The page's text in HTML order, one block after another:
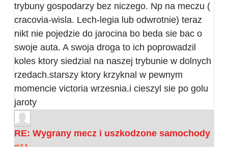
trybuny gospodarzy bez niczego. Np na meczu (
cracovia-wisla. Lech-legia lub odwrotnie) teraz
nikt nie pojedzie do jarocina bo beda sie bac o
swoje auta. A swoja droga to ich poprowadzil
koles ktory siedzial na naszej trybunie w dolnych
rzedach.starszy ktory krzyknal w pewnym
momencie victoria wrzesnia.i cieszyl sie po golu
jaroty
RE: Wygrany mecz i uszkodzone samochody